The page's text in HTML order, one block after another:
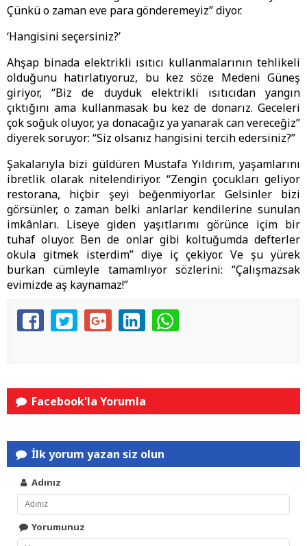
Çünkü o zaman eve para gönderemeyiz” diyor.
‘Hangisini seçersiniz?’
Ahşap binada elektrikli ısıtıcı kullanmalarının tehlikeli
olduğunu hatırlatıyoruz, bu kez söze Medeni Güneş
giriyor, “Biz de duyduk elektrikli ısıtıcıdan yangın
çıktığını ama kullanmasak bu kez de donarız. Geceleri
çok soğuk oluyor, ya donacağız ya yanarak can vereceğiz”
diyerek soruyor: “Siz olsanız hangisini tercih edersiniz?”
Şakalarıyla bizi güldüren Mustafa Yıldırım, yaşamlarını
ibretlik olarak nitelendiriyor. “Zengin çocukları geliyor
restorana, hiçbir şeyi beğenmiyorlar. Gelsinler bizi
görsünler, o zaman belki anlarlar kendilerine sunulan
imkânları. Liseye giden yaşıtlarımı görünce içim bir
tuhaf oluyor. Ben de onlar gibi koltuğumda defterler
okula gitmek isterdim” diye iç çekiyor. Ve şu yürek
burkan cümleyle tamamlıyor sözlerini: “Çalışmazsak
evimizde aş kaynamaz!”
Facebook'la Yorumla
İlk yorum yazan siz olun
Adınız
Yorumunuz